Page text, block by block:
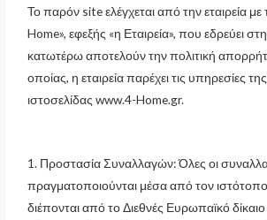
Το παρόν site ελέγχεται από την εταιρεία
Home», εφεξής «η Εταιρεία», που εδρεύει
κατωτέρω αποτελούν την πολιτική
οποίας, η εταιρεία παρέχει τις υπηρεσίες
ιστοσελίδας www.4-Home.gr.
1. Προστασία Συναλλαγών: Όλες οι
πραγματοποιούνται μέσα από τον
διέπονται από το Διεθνές Ευρωπαϊκό